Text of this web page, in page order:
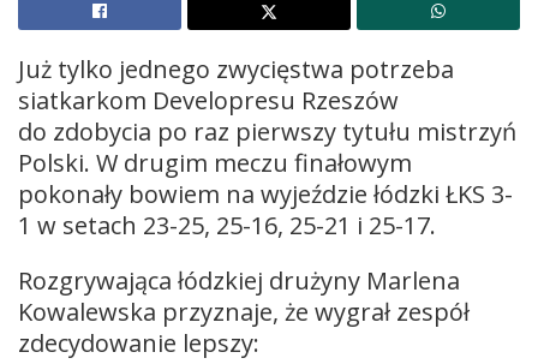
Już tylko jednego zwycięstwa potrzeba
siatkarkom Developresu Rzeszów
do zdobycia po raz pierwszy tytułu mistrzyń
Polski. W drugim meczu finałowym
pokonały bowiem na wyjeździe łódzki ŁKS 3-
1 w setach 23-25, 25-16, 25-21 i 25-17.
Rozgrywająca łódzkiej drużyny Marlena
Kowalewska przyznaje, że wygrał zespół
zdecydowanie lepszy: